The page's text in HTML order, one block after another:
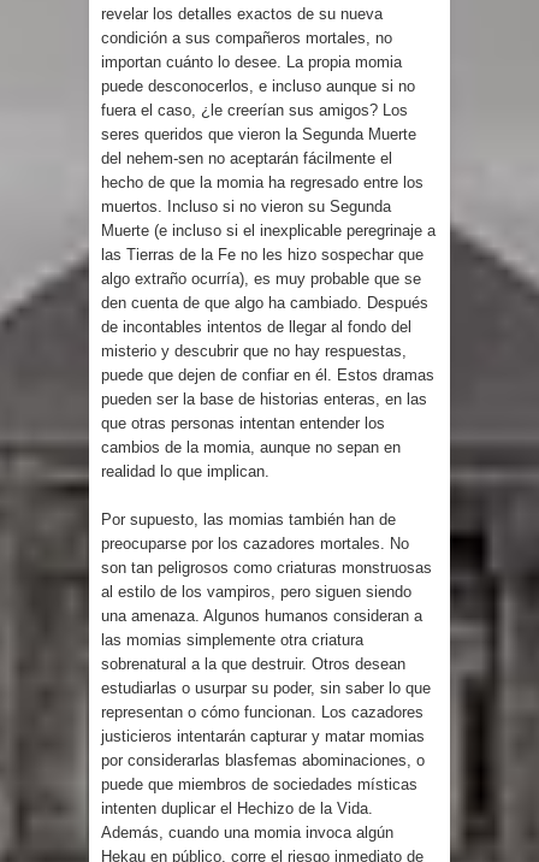
revelar los detalles exactos de su nueva
condición a sus compañeros mortales, no
importan cuánto lo desee. La propia momia
puede desconocerlos, e incluso aunque si no
fuera el caso, ¿le creerían sus amigos? Los
seres queridos que vieron la Segunda Muerte
del nehem-sen no aceptarán fácilmente el
hecho de que la momia ha regresado entre los
muertos. Incluso si no vieron su Segunda
Muerte (e incluso si el inexplicable peregrinaje a
las Tierras de la Fe no les hizo sospechar que
algo extraño ocurría), es muy probable que se
den cuenta de que algo ha cambiado. Después
de incontables intentos de llegar al fondo del
misterio y descubrir que no hay respuestas,
puede que dejen de confiar en él. Estos dramas
pueden ser la base de historias enteras, en las
que otras personas intentan entender los
cambios de la momia, aunque no sepan en
realidad lo que implican.
Por supuesto, las momias también han de
preocuparse por los cazadores mortales. No
son tan peligrosos como criaturas monstruosas
al estilo de los vampiros, pero siguen siendo
una amenaza. Algunos humanos consideran a
las momias simplemente otra criatura
sobrenatural a la que destruir. Otros desean
estudiarlas o usurpar su poder, sin saber lo que
representan o cómo funcionan. Los cazadores
justicieros intentarán capturar y matar momias
por considerarlas blasfemas abominaciones, o
puede que miembros de sociedades místicas
intenten duplicar el Hechizo de la Vida.
Además, cuando una momia invoca algún
Hekau en público, corre el riesgo inmediato de